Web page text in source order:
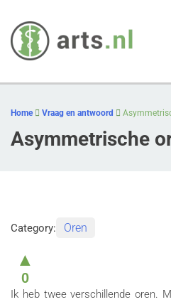
behandeling, op juiste
moment
Home Vraag en antwoord
Asymmetrische
Category: Oren
▲
0
Ik heb twee verschillende oren.